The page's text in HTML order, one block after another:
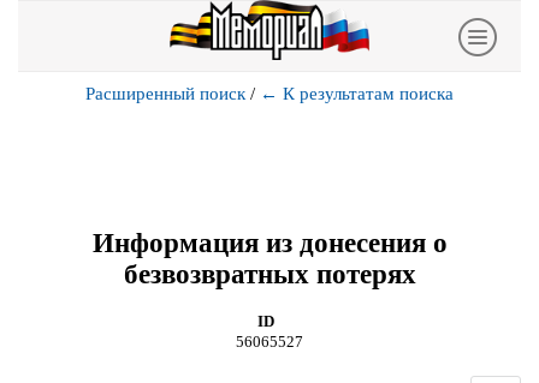
Расширенный поиск / ← К результатам поиска
Информация из донесения о
безвозвратных потерях
ID
56065527